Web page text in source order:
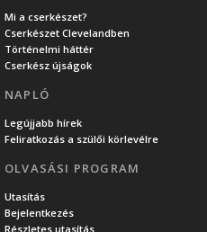
Mi a cserkészet?
Cserkészet Clevelandben
Történelmi háttér
Cserkész újságok
NAPLÓ
Legújjabb hírek
Feliratkozás a szülői körlevélre
OLVASÁSI PROGRAM
Utasítás
Bejelentkezés
Részletes utasítás